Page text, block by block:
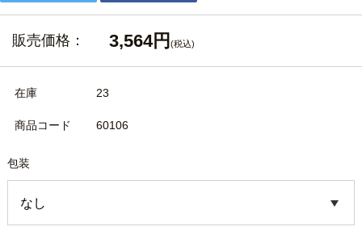
販売価格： 3,564円 (税込)
在庫 23
商品コード 60106
包装